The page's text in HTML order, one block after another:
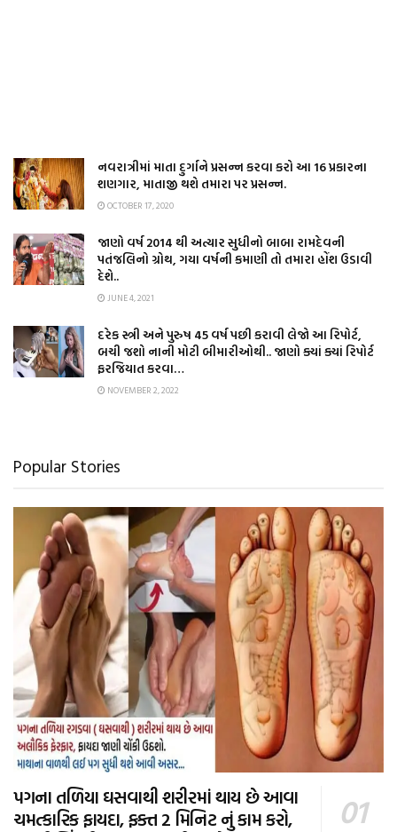
નવરાત્રીમાં માતા દુર્ગાને પ્રસન્ન કરવા કરો આ 16 પ્રકારના
શણગાર, માતાજી થશે તમારા પર પ્રસન્ન.
OCTOBER 17, 2020
જાણો વર્ષ 2014 થી અત્યાર સુધીનો બાબા રામદેવની
પતંજલિનો ગ્રોથ, ગયા વર્ષની કમાણી તો તમારા હોંશ ઉડાવી
દેશે..
JUNE 4, 2021
દરેક સ્ત્રી અને પુરુષ 45 વર્ષ પછી કરાવી લેજો આ રિપોર્ટ,
બચી જશો નાની મોટી બીમારીઓથી.. જાણો ક્યાં ક્યાં રિપોર્ટ
ફરજિયાત કરવા…
NOVEMBER 2, 2022
Popular Stories
પગના તળિયા ઘસવાથી શરીરમાં થાય છે આવા
ચમત્કારિક ફાયદા, ફક્ત 2 મિનિટ નું કામ કરો,